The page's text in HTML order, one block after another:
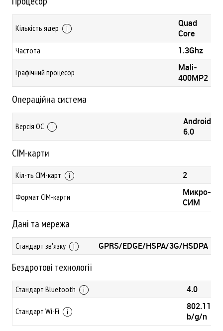
Кількість ядер
Quad
Core
Частота 1.3Ghz
Графічний процесор
Mali-
400MP2
Операційна система
Версія ОС
Android
6.0
СІМ-карти
Кіл-ть СІМ-карт 2
Формат СІМ-карти
Микро-
СИМ
Дані та мережа
Стандарт зв'язку GPRS/EDGE/HSPA/3G/HSDPA
Бездротові технології
Стандарт Bluetooth 4.0
Стандарт Wi-Fi
802.11
b/g/n